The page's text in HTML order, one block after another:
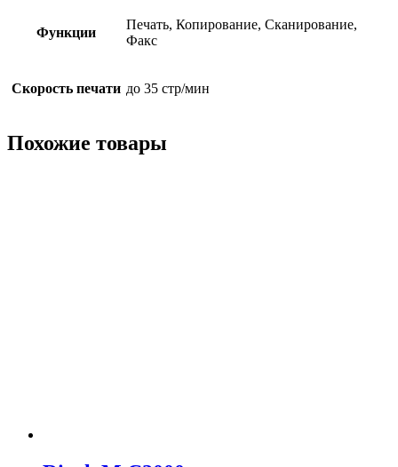
Функции
Печать, Копирование, Сканирование,
Факс
Скорость печати до 35 стр/мин
Похожие товары